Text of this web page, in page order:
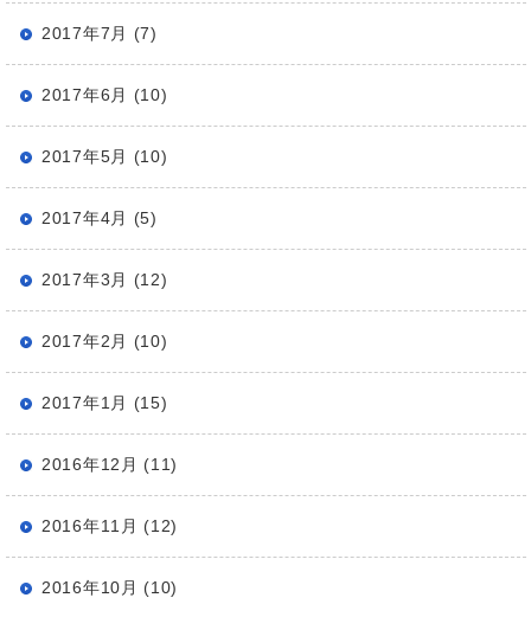
2017年7月 (7)
2017年6月 (10)
2017年5月 (10)
2017年4月 (5)
2017年3月 (12)
2017年2月 (10)
2017年1月 (15)
2016年12月 (11)
2016年11月 (12)
2016年10月 (10)